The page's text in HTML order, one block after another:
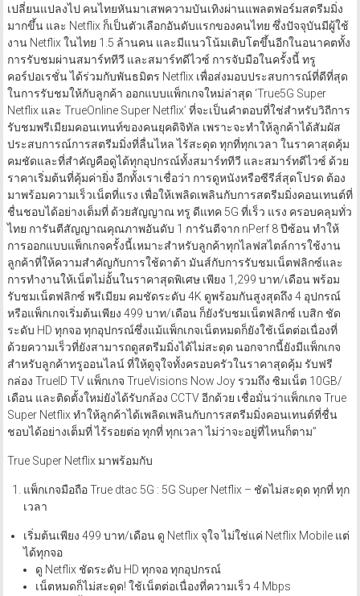
เปลี่ยนแปลงไป คนไทยหันมาเสพความบันเทิงผ่านแพลตฟอร์มสตรีมมิ่ง
มากขึ้น และ Netflix ก็เป็นตัวเลือกอันดับแรกของคนไทย ซึ่งปัจจุบันมีผู้ใช้
งาน Netflix ในไทย 1.5 ล้านคน และมีแนวโน้มเติบโตขึ้นอีกในอนาคตทั้ง
การรับชมผ่านสมาร์ททีวี และสมาร์ทดีไวซ์ การจับมือในครั้งนี้ ทรู
คอร์ปอเรชั่น ได้ร่วมกับพันธมิตร Netflix เพื่อส่งมอบประสบการณ์ที่ดีที่สุด
ในการรับชมให้กับลูกค้า ออกแบบแพ็กเกจใหม่ล่าสุด ‘True5G Super
Netflix และ TrueOnline Super Netflix’ ที่จะเป็นคำตอบที่ใช่สำหรับวิถีการ
รับชมพรีเมียมคอนเทนท์ของคนยุคดิจิทัล เพราะจะทำให้ลูกค้าได้สัมผัส
ประสบการณ์การสตรีมมิ่งที่ลื่นไหล ไร้สะดุด ทุกที่ทุกเวลา ในราคาสุดคุ้ม
คมชัดและที่สำคัญคือดูได้ทุกอุปกรณ์ทั้งสมาร์ททีวี และสมาร์ทดีไวซ์ ด้วย
ราคาเริ่มต้นที่คุ้มค่ายิ่ง อีกทั้งเราเชื่อว่า การดูหนังหรือซีรีส์สุดโปรด ต้อง
มาพร้อมความเร็วเน็ตที่แรง เพื่อให้เพลิดเพลินกับการสตรีมมิ่งคอนเทนต์ที่
ชื่นชอบได้อย่างเต็มที่ ด้วยสัญญาณ ทรู ดีแทค 5G ที่เร็ว แรง ครอบคลุมทั่ว
ไทย การันตีสัญญาณคุณภาพอันดับ 1 การันตีจาก nPerf 8 ปีซ้อน ทำให้
การออกแบบแพ็กเกจครั้งนี้เหมาะสำหรับลูกค้าทุกไลฟสไตล์การใช้งาน
ลูกค้าที่ให้ความสำคัญกับการใช้ดาต้า มันส์กับการรับชมเน็ตฟลิกซ์และ
การทำงานให้เน็ตไม่อั้นในราคาสุดพิเศษ เพียง 1,299 บาท/เดือน พร้อม
รับชมเน็ตฟลิกซ์ พรีเมียม คมชัดระดับ 4K ดูพร้อมกันสูงสุดถึง 4 อุปกรณ์
หรือแพ็กเกจเริ่มต้นเพียง 499 บาท/เดือน ก็ยังรับชมเน็ตฟลิกซ์ เบสิก ชัด
ระดับ HD ทุกจอ ทุกอุปกรณ์ซึ่งแม้แพ็กเกจเน็ตหมดก็ยังใช้เน็ตต่อเนื่องที่
ด้วยความเร็วที่ยังสามารถดูสตรีมมิ่งได้ไม่สะดุด นอกจากนี้ยังมีแพ็กเกจ
สำหรับลูกค้าทรูออนไลน์ ที่ให้ดูจุใจทั้งครอบครัวในราคาสุดคุ้ม รับฟรี
กล่อง TrueID TV แพ็กเกจ TrueVisions Now Joy รวมถึง ซิมเน็ต 10GB/
เดือน และติดตั้งใหม่ยังได้รับกล้อง CCTV อีกด้วย เชื่อมั่นว่าแพ็กเกจ True
Super Netflix ทำให้ลูกค้าได้เพลิดเพลินกับการสตรีมมิ่งคอนเทนต์ที่ชื่น
ชอบได้อย่างเต็มที่ ไร้รอยต่อ ทุกที่ ทุกเวลา ไม่ว่าจะอยู่ที่ไหนก็ตาม”
True Super Netflix มาพร้อมกับ
แพ็กเกจมือถือ True dtac 5G : 5G Super Netflix – ชัดไม่สะดุด ทุกที่ ทุก
เวลา
เริ่มต้นเพียง 499 บาท/เดือน ดู Netflix จุใจ ไม่ใช่แค่ Netflix Mobile แต่
ได้ทุกจอ
ดู Netflix ชัดระดับ HD ทุกจอ ทุกอุปกรณ์
เน็ตหมดก็ไม่สะดุด! ใช้เน็ตต่อเนื่องที่ความเร็ว 4 Mbps